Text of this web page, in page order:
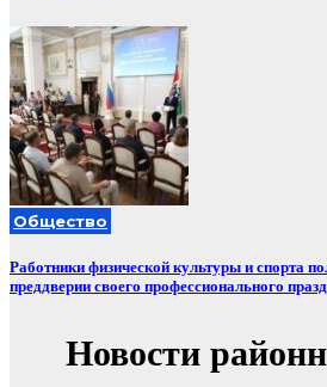
Общество
Работники физической культуры и спорта
преддверии своего профессионального